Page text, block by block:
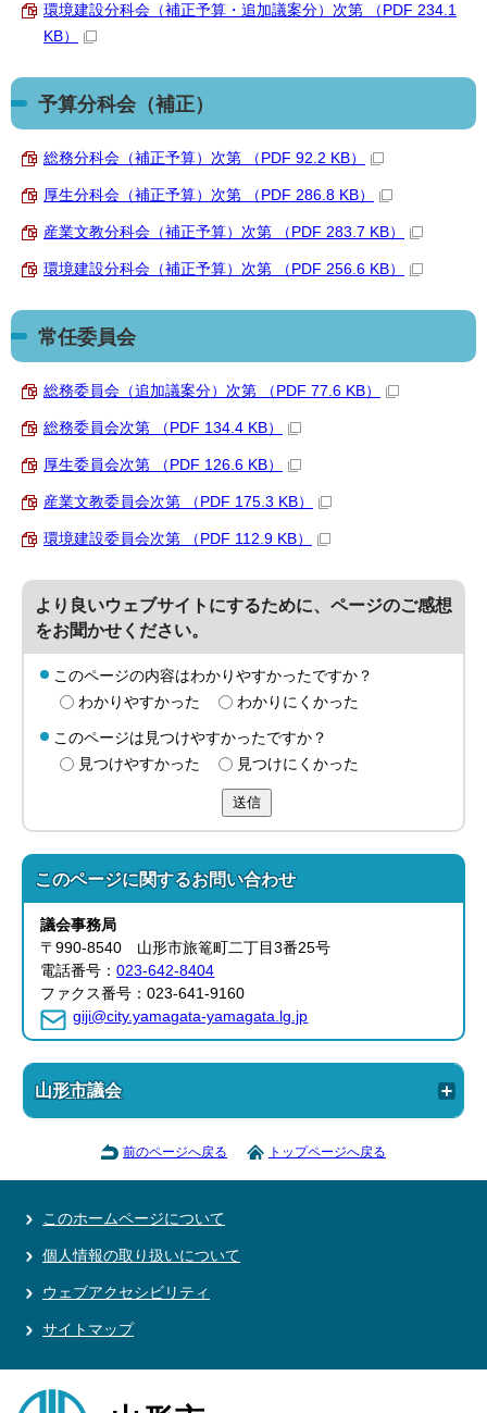
環境建設分科会（補正予算・追加議案分）次第 （PDF 234.1
KB）
予算分科会（補正）
総務分科会（補正予算）次第 （PDF 92.2 KB）
厚生分科会（補正予算）次第 （PDF 286.8 KB）
産業文教分科会（補正予算）次第 （PDF 283.7 KB）
環境建設分科会（補正予算）次第 （PDF 256.6 KB）
常任委員会
総務委員会（追加議案分）次第 （PDF 77.6 KB）
総務委員会次第 （PDF 134.4 KB）
厚生委員会次第 （PDF 126.6 KB）
産業文教委員会次第 （PDF 175.3 KB）
環境建設委員会次第 （PDF 112.9 KB）
より良いウェブサイトにするために、ページのご感想
をお聞かせください。
このページの内容はわかりやすかったですか？
わかりやすかった
わかりにくかった
このページは見つけやすかったですか？
見つけやすかった
見つけにくかった
送信
このページに関するお問い合わせ
議会事務局
〒990-8540 山形市旅篭町二丁目3番25号
電話番号：023-642-8404
ファクス番号：023-641-9160
giji@city.yamagata-yamagata.lg.jp
山形市議会
前のページへ戻る トップページへ戻る
このホームページについて
個人情報の取り扱いについて
ウェブアクセシビリティ
サイトマップ